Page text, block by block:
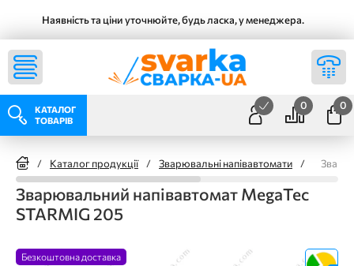
Наявність та ціни уточнюйте, будь ласка, у менеджера.
КАТАЛОГ
ТОВАРІВ
0 0
/ Каталог продукції / Зварювальні напівавтомати /
Зварювальний напівавтомат MegaTec
STARMIG 205
Безкоштовна доставка